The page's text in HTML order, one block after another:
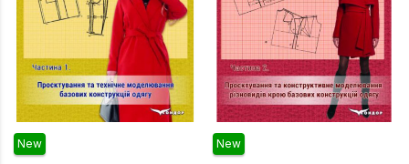
Психологія
Радіофізика
Соціологія
Управління
New New